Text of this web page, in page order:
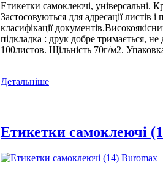
Етикетки самоклеючі, універсальні.
Застосовуються для адресації листів
класифікації
підкладка : друк добре тримається,
100листов. Щільність 70г/м2.
Детальніше
Етикетки самоклеючі